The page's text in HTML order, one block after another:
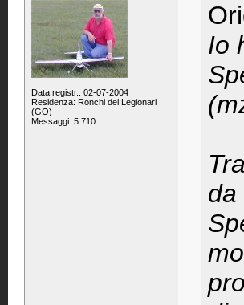
Data registr.: 02-07-2004
Residenza: Ronchi dei Legionari
(GO)
Messaggi: 5.710
Io
da